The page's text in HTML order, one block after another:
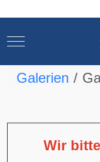
Mobile Menu Toggle
Galerien
Wir